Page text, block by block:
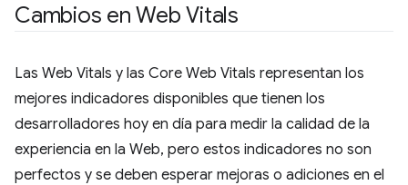
Cambios en Web Vitals
Las Web Vitals y las Core Web Vitals representan los
mejores indicadores disponibles que tienen los
desarrolladores hoy en día para medir la calidad de la
experiencia en la Web, pero estos indicadores no son
perfectos y se deben esperar mejoras o adiciones en el